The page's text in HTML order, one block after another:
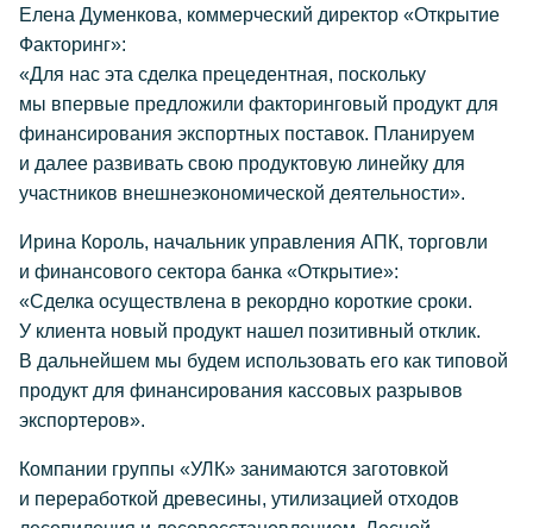
Елена Думенкова, коммерческий директор «Открытие
Факторинг»:
«Для нас эта сделка прецедентная, поскольку
мы впервые предложили факторинговый продукт для
финансирования экспортных поставок. Планируем
и далее развивать свою продуктовую линейку для
участников внешнеэкономической деятельности».
Ирина Король, начальник управления АПК, торговли
и финансового сектора банка «Открытие»:
«Сделка осуществлена в рекордно короткие сроки.
У клиента новый продукт нашел позитивный отклик.
В дальнейшем мы будем использовать его как типовой
продукт для финансирования кассовых разрывов
экспортеров».
Компании группы «УЛК» занимаются заготовкой
и переработкой древесины, утилизацией отходов